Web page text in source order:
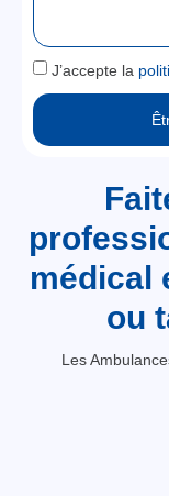
médical
ou
Les
J’accepte la